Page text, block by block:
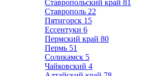
Ставропольский край 81
Ставрополь 22
Пятигорск 15
Ессентуки 6
Пермский край 80
Пермь 51
Соликамск 5
Чайковский 4